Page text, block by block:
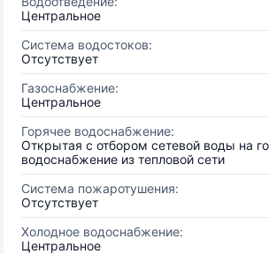
Центральное
Система водостоков:
Отсутствует
Газоснабжение:
Центральное
Горячее водоснабжение:
Открытая с отбором сетевой воды на
водоснабжение из тепловой сети
Система пожаротушения:
Отсутствует
Холодное водоснабжение:
Центральное